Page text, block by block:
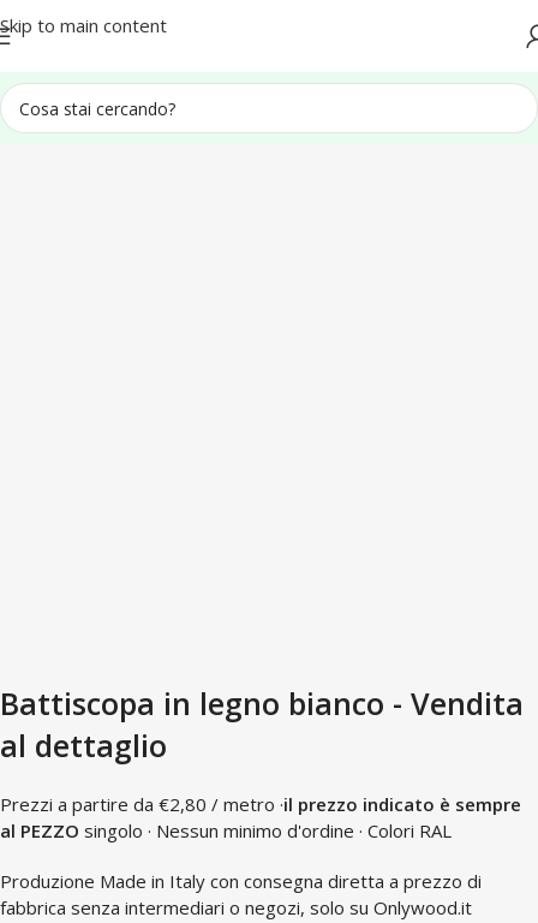
Skip to main content
Battiscopa in legno bianco - Vendita
al dettaglio
Prezzi a partire da €2,80 / metro ·il prezzo indicato è sempre
al PEZZO singolo · Nessun minimo d'ordine · Colori RAL
Produzione Made in Italy con consegna diretta a prezzo di
fabbrica senza intermediari o negozi, solo su Onlywood.it